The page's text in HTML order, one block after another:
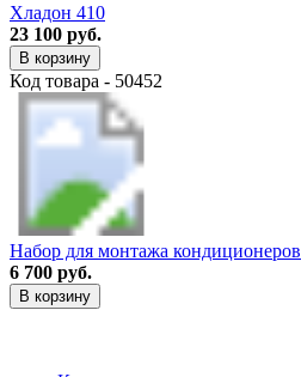
Хладон 410
23 100 руб.
В корзину
Код товара - 50452
Набор для монтажа кондиционеров
6 700 руб.
В корзину